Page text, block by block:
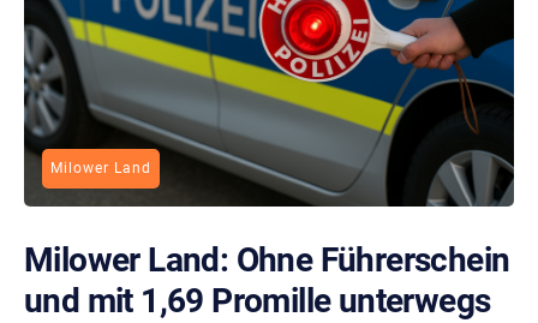
Milower Land
Milower Land: Ohne Führerschein
und mit 1,69 Promille unterwegs